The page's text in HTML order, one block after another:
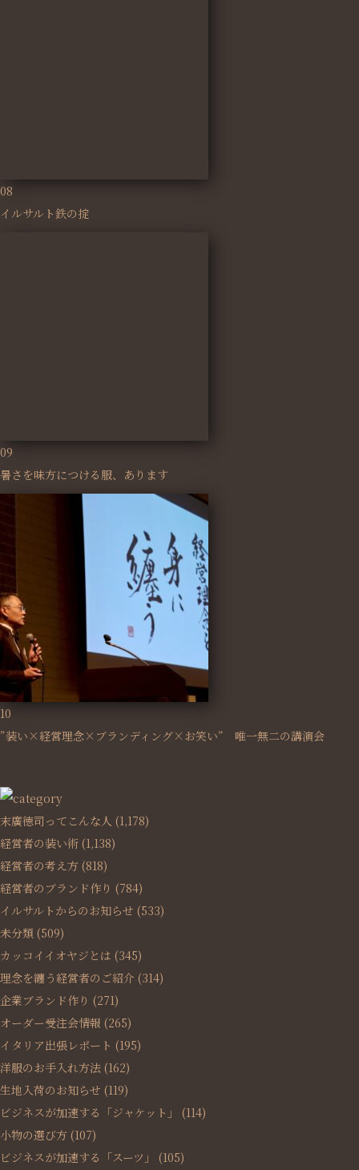
08
イルサルト鉄の掟
09
暑さを味方につける服、あります
10
”装い×経営理念×ブランディング×お笑い” 唯一無二の講演会
末廣徳司ってこんな人 (1,178)
経営者の装い術 (1,138)
経営者の考え方 (818)
経営者のブランド作り (784)
イルサルトからのお知らせ (533)
未分類 (509)
カッコイイオヤジとは (345)
理念を纏う経営者のご紹介 (314)
企業ブランド作り (271)
オーダー受注会情報 (265)
イタリア出張レポート (195)
洋服のお手入れ方法 (162)
生地入荷のお知らせ (119)
ビジネスが加速する「ジャケット」
(114)
小物の選び方 (107)
ビジネスが加速する「スーツ」
(105)